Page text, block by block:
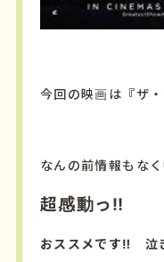
今回の映画は『ザ
なんの前情報もな
超感動っ‼
おススメです‼ 泣